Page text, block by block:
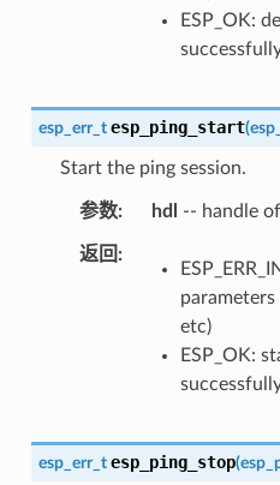
ESP_OK:
esp_err_t esp_ping_start(
Start the ping session.
参数 hdl -- handle
返回
parameters
etc)
ESP_OK:
esp_err_t esp_ping_stop(